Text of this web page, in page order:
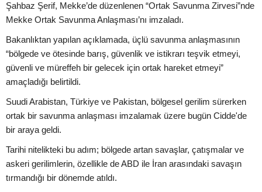
Şahbaz Şerif, Mekke’de düzenlenen “Ortak Savunma Zirvesi”nde
Mekke Ortak Savunma Anlaşması’nı imzaladı.
Bakanlıktan yapılan açıklamada, üçlü savunma anlaşmasının
“bölgede ve ötesinde barış, güvenlik ve istikrarı teşvik etmeyi,
güvenli ve müreffeh bir gelecek için ortak hareket etmeyi”
amaçladığı belirtildi.
Suudi Arabistan, Türkiye ve Pakistan, bölgesel gerilim sürerken
ortak bir savunma anlaşması imzalamak üzere bugün Cidde'de
bir araya geldi.
Tarihi nitelikteki bu adım; bölgede artan savaşlar, çatışmalar ve
askeri gerilimlerin, özellikle de ABD ile İran arasındaki savaşın
tırmandığı bir dönemde atıldı.